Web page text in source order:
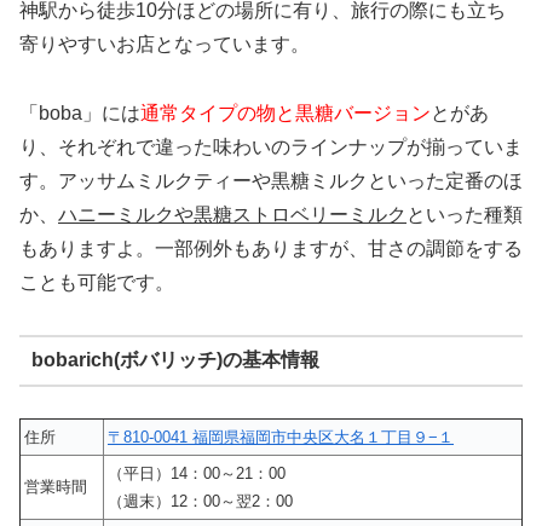
神駅から徒歩10分ほどの場所に有り、旅行の際にも立ち
寄りやすいお店となっています。
「boba」には通常タイプの物と黒糖バージョンとがあ
り、それぞれで違った味わいのラインナップが揃っていま
す。アッサムミルクティーや黒糖ミルクといった定番のほ
か、 ハニーミルクや黒糖ストロベリーミルク といった種類
もありますよ。一部例外もありますが、甘さの調節をする
ことも可能です。
bobarich(ボバリッチ)の基本情報
住所 〒810-0041 福岡県福岡市中央区大名１丁目９−１
営業時間
（平日）14：00～21：00
（週末）12：00～翌2：00